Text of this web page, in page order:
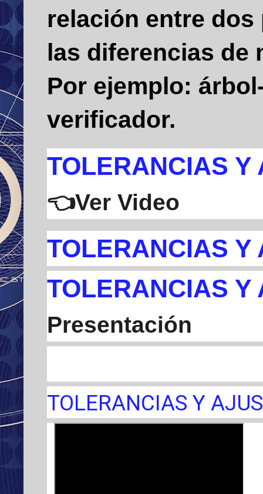
relación entre dos
las diferencias de
Por ejemplo:
verificador.
TOLERANCIAS
👈Ver Video
TOLERANCIAS
TOLERANCIAS Y
Presentación
TOLERANCIAS Y